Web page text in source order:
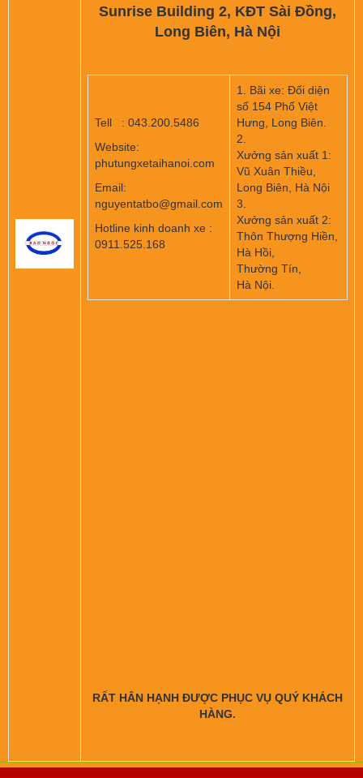
Sunrise Building 2, KĐT Sài Đồng,
Long Biên, Hà Nội
Tell : 043.200.5486
Website:
phutungxetaihanoi.com
Email:
nguyentatbo@gmail.com
Hotline kinh doanh xe :
0911.525.168
1. Bãi xe: Đối diện
số 154 Phố Việt
Hưng, Long Biên.
2.
Xưởng sản xuất 1:
Vũ Xuân Thiều,
Long Biên, Hà Nội
3.
Xưởng sản xuất 2:
Thôn Thượng Hiền,
Hà Hồi,
Thường Tín,
Hà Nội.
RẤT HÂN HẠNH ĐƯỢC PHỤC VỤ QUÝ KHÁCH
HÀNG.